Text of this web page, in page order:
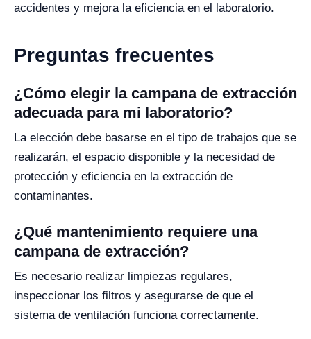
accidentes y mejora la eficiencia en el laboratorio.
Preguntas frecuentes
¿Cómo elegir la campana de extracción
adecuada para mi laboratorio?
La elección debe basarse en el tipo de trabajos que se
realizarán, el espacio disponible y la necesidad de
protección y eficiencia en la extracción de
contaminantes.
¿Qué mantenimiento requiere una
campana de extracción?
Es necesario realizar limpiezas regulares,
inspeccionar los filtros y asegurarse de que el
sistema de ventilación funciona correctamente.